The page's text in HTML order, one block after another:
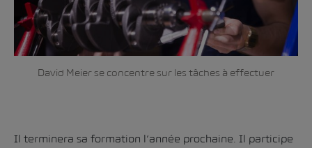
David Meier se concentre sur les tâches à effectuer
Il terminera sa formation l’année prochaine. Il participe